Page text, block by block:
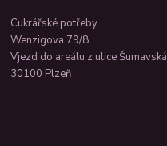
Cukrářské potřeby
Wenzigova 79/8
Vjezd do areálu z ulice Šumavská
30100 Plzeň